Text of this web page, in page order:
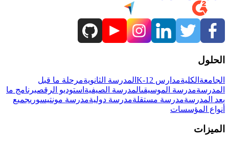
الحلول
الجامعة الكليةمدارس K-12 المدرسة الثانويةمرحلة ما قبل
المدرسةمدرسة الموسيقىالمدرسة الصيفية استوديو الرقصبرنامج ما
بعد المدرسةمدرسة مستقلةمدرسة دوليةمدرسة مونتيسوريجميع
أنواع المؤسسات
الميزات